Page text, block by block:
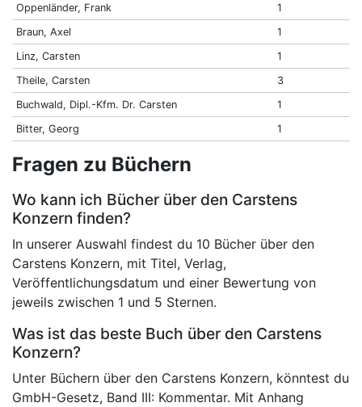
Oppenländer, Frank
1
Braun, Axel
1
Linz, Carsten
1
Theile, Carsten
3
Buchwald, Dipl.-Kfm. Dr. Carsten
1
Bitter, Georg
1
Fragen zu Büchern
Wo kann ich Bücher über den Carstens
Konzern finden?
In unserer Auswahl findest du 10 Bücher über den
Carstens Konzern, mit Titel, Verlag,
Veröffentlichungsdatum und einer Bewertung von
jeweils zwischen 1 und 5 Sternen.
Was ist das beste Buch über den Carstens
Konzern?
Unter Büchern über den Carstens Konzern, könntest du
GmbH-Gesetz, Band III: Kommentar. Mit Anhang